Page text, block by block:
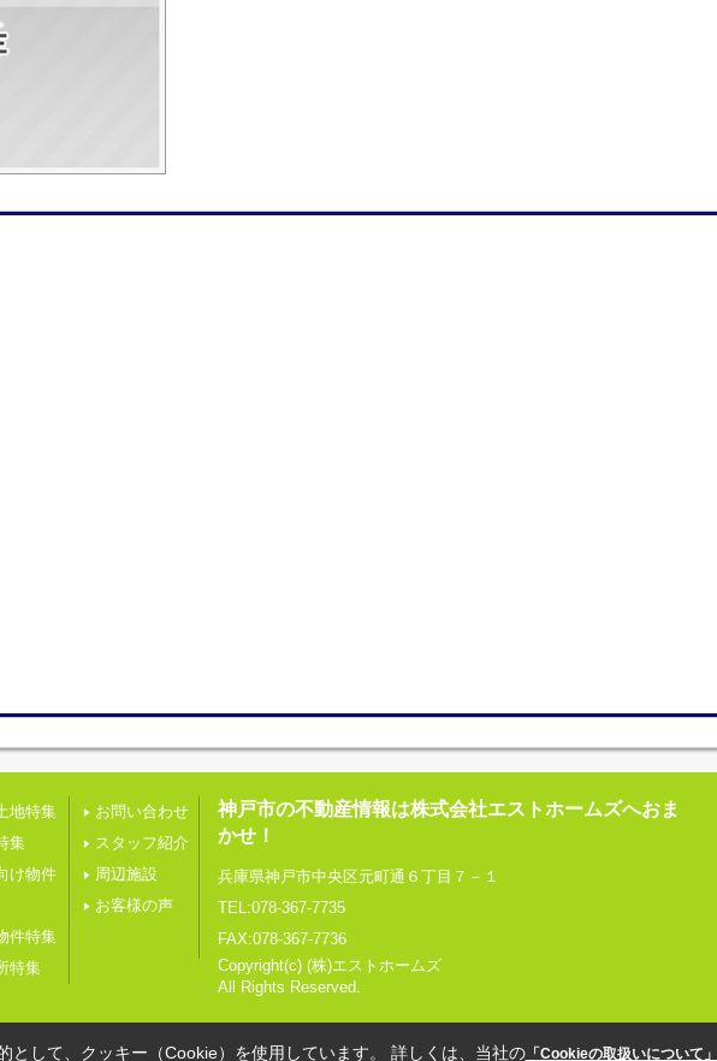
地特集
集
け物件
件特集
特集
お問い合わせ
スタッフ紹介
周辺施設
お客様の声
神戸市の不動産情報は株式会社エストホームズへおま
かせ！
兵庫県神戸市中央区元町通６丁目７－１
TEL:078-367-7735
FAX:078-367-7736
Copyright(c) (株)エストホームズ
All Rights Reserved.
して、クッキー（Cookie）を使用しています。 詳しくは、当社の「Cookieの取扱いについて」